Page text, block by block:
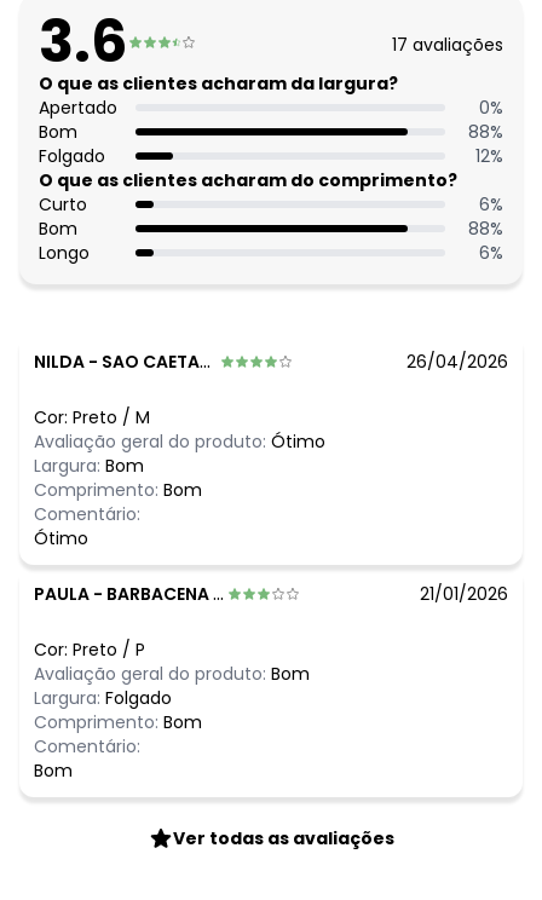
Composição Material: 90% Poliéster, 10% Elastano
Histórico de preços
O preço apresentado abaixo é o menor oferecido em
algum dia do mês, para o menor tamanho disponível.
agosto/2026
N/D*
julho/2026
junho/2026 N/D*
maio/2026 R$ 84,99
abril/2026 R$ 84,99
março/2026 N/D*
3.6 17 avaliações
O que as clientes acharam da largura?
Apertado
0%
Bom
88%
Folgado
12%
O que as clientes acharam do comprimento?
Curto
6%
Bom
88%
Longo
6%
NILDA - SAO CAETANO DO SUL - SP 26/04/2026
Cor: Preto / M
Avaliação geral do produto: Ótimo
Largura: Bom
Comprimento: Bom
Comentário:
Ótimo
PAULA - BARBACENA - MG 21/01/2026
Cor: Preto / P
Avaliação geral do produto: Bom
Largura: Folgado
Comprimento: Bom
Comentário:
Bom
Ver todas as avaliações